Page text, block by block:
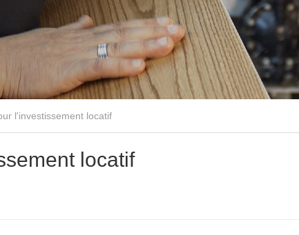
l'investissement locatif
locatif